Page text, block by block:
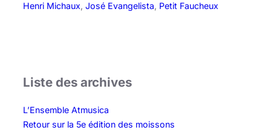
Henri Michaux, José Evangelista, Petit Faucheux
Liste des archives
L’Ensemble Atmusica
Retour sur la 5e édition des moissons